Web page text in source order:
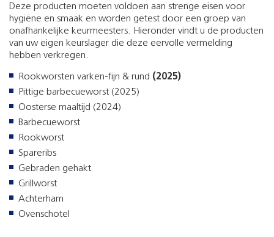
Deze producten moeten voldoen aan strenge eisen voor
hygiëne en smaak en worden getest door een groep van
onafhankelijke keurmeesters. Hieronder vindt u de producten
van uw eigen keurslager die deze eervolle vermelding
hebben verkregen.
Rookworsten varken-fijn & rund (2025)
Pittige barbecueworst (2025)
Oosterse maaltijd (2024)
Barbecueworst
Rookworst
Spareribs
Gebraden gehakt
Grillworst
Achterham
Ovenschotel